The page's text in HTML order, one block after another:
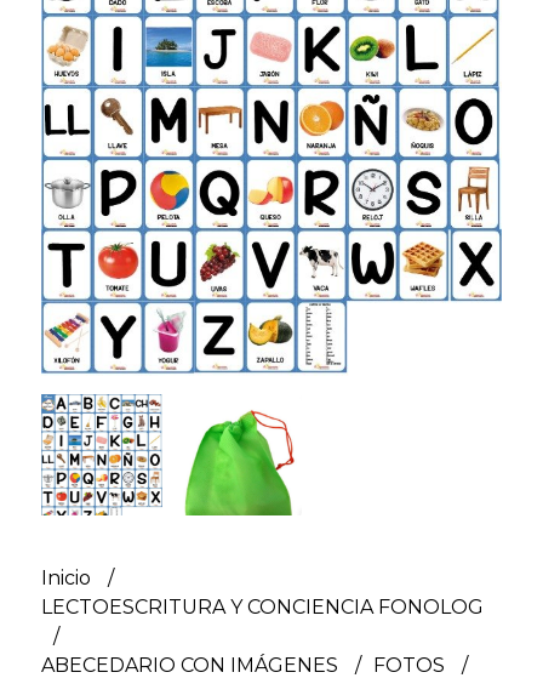
Inicio
LECTOESCRITURA Y CONCIENCIA FONOLOG
ABECEDARIO CON IMÁGENES
FOTOS